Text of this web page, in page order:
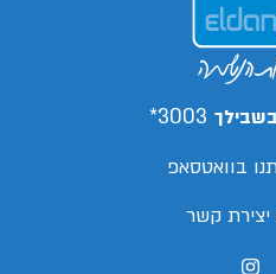
בשבילך 3003*
בוואטסאפ
קשר